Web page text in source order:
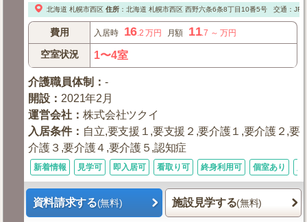
北海道 札幌市西区 住所： 北海道 札幌市西区西野六条6条8丁目10番5号 交通：JR
費用 入居時 16.2 万円 月額 11.7 ～万円
空室状況 1〜4室
介護職員体制 ：-
開設 ： 2021年2月
運営会社 ：株式会社ツクイ
入居条件： 自立,要支援１,要支援２,要介護１,要介護２,要
介護３,要介護４,要介護５,認知症
新着情報 見学可 即入居可 看取り可 終身利用可 個室あり
資料請求する(無料) 施設見学する(無料)